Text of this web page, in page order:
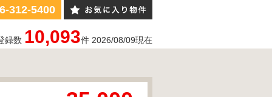
312-5400
録数 10,093件 2026/08/09現在